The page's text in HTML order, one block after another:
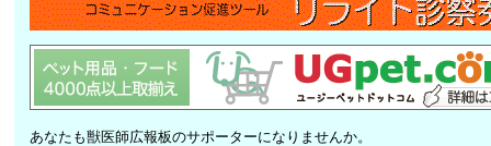
あなたも獣医師広報板のサポーターになりませんか。